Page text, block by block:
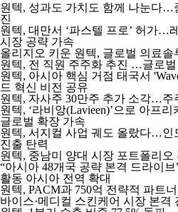
원텍, 성과도 가치도 함께 나눈다…
진
원텍, 대만서 ‘파스텔 프로’ 허가…
시장 공략 가속
올리지오 키운 원텍, 글로벌 의료솔
원텍, 전 직원 주주화 추진 …글로
원텍, 아시아 핵심 거점 태국서
드 혁신 비전 공유
원텍, 자사주 30만주 추가 소각…주
원텍, ‘라비앙(Lavieen)’으로 아프
글로벌 확장 가속
원텍, 서지컬 사업 궤도 올랐다…인
진출 탄력
원텍, 중남미 양대 시장 포트폴리
“아시아 48개국 공략 본격 드라이
활동 아시아 전역 확대
원텍, PACM과 750억 전략적 파트
바이스·메디컬 스킨케어 시장 본격